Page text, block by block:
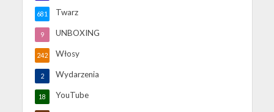
Twarz
681
UNBOXING
9
Włosy
242
Wydarzenia
2
YouTube
18